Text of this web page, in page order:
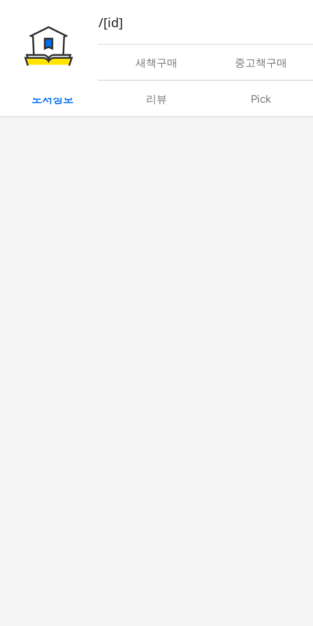
book/rent/[id]
대여 새책구매 중고책구매
도서정보 리뷰 Pick